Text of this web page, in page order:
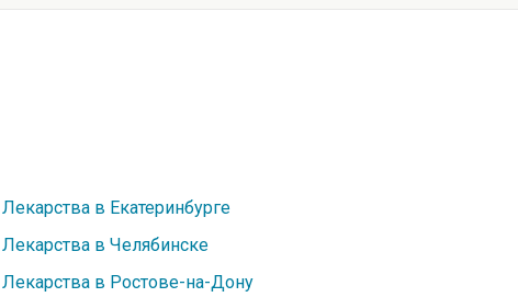
Лекарства в Екатеринбурге
Лекарства в Челябинске
Лекарства в Ростове-на-Дону